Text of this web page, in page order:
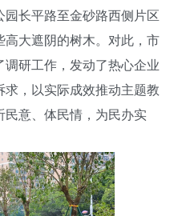
长平路至金砂路西侧片区
大遮阴的树木。对此，市
研工作，发动了热心企业
，以实际成效推动主题教
意、体民情，为民办实